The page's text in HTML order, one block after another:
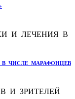
ЧИСЛЕ МАРАФОНЦЕВ